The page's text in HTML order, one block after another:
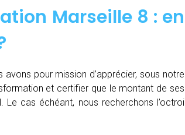
Marseille 8 : en
pour mission d’apprécier, sous notre
et certifier que le montant de ses
cas échéant, nous recherchons l’octroi